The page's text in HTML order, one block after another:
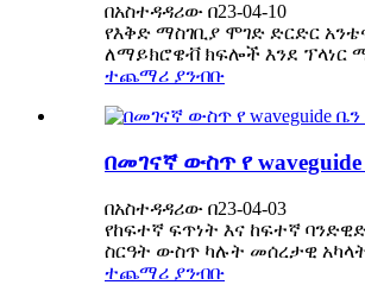
በአስተዳዳሪው በ23-04-10
የእቅድ ማስገቢያ ሞገድ ድርድር
ለማይክሮዌቭ ክፍሎች እንደ ፕላነር
ተጨማሪ ያንብቡ
በመገናኛ ውስጥ የ
በአስተዳዳሪው በ23-04-03
የከፍተኛ ፍጥነት እና ከፍተኛ
ስርዓት ውስጥ ካሉት መሰረታዊ
ተጨማሪ ያንብቡ